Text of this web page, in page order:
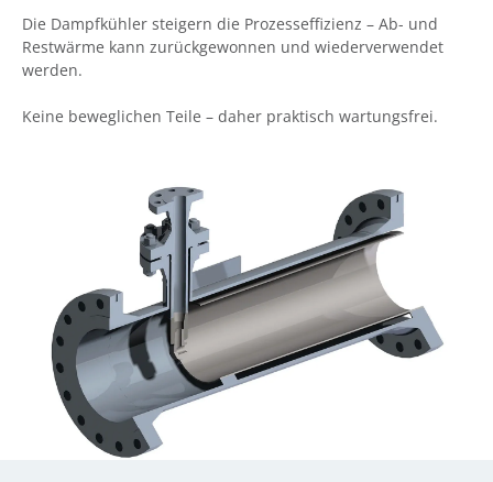
Die Dampfkühler steigern die Prozesseffizienz – Ab- und
Restwärme kann zurückgewonnen und wiederverwendet
werden.
Keine beweglichen Teile – daher praktisch wartungsfrei.